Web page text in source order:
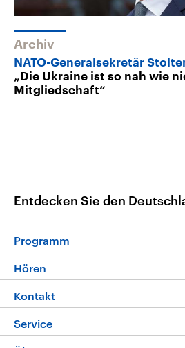
Archiv
NATO-Generalsekretär
„Die Ukraine ist so nah wie
Mitgliedschaft“
Entdecken Sie den
Programm
Programm
Die Nachrichten
Nachrichtenleicht
Hören
Livestream
Podcasts
Kontakt
Hörerservice
Service